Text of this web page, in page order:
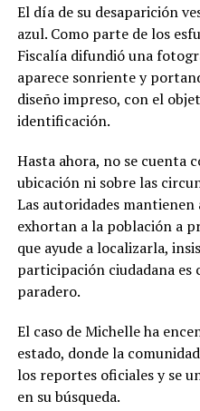
El día de su desaparición
azul. Como parte de los
Fiscalía difundió una
aparece sonriente y
diseño impreso, con el
identificación.
Hasta ahora, no se cuenta
ubicación ni sobre las
Las autoridades
exhortan a la población a
que ayude a localizarla,
participación ciudadana es
paradero.
El caso de Michelle ha
estado, donde la
los reportes oficiales y se
en su búsqueda.